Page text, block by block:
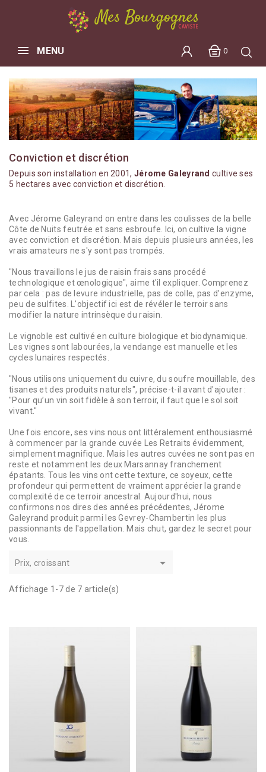
0
MENU
Conviction et discrétion
Depuis son installation en 2001, Jérome Galeyrand cultive ses
5 hectares avec conviction et discrétion.
Avec Jérome Galeyrand on entre dans les coulisses de la belle
Côte de Nuits feutrée et sans esbroufe. Ici, on cultive la vigne
avec conviction et discrétion. Mais depuis plusieurs années, les
vrais amateurs ne s'y sont pas trompés.
"Nous travaillons le jus de raisin frais sans procédé
technologique et œnologique", aime t'il expliquer. Comprenez
par cela : pas de levure industrielle, pas de colle, pas d’enzyme,
peu de sulfites. L'objectif ici est de révéler le terroir sans
modifier la nature intrinsèque du raisin.
Le vignoble est cultivé en culture biologique et biodynamique.
Les vignes sont labourées, la vendange est manuelle et les
cycles lunaires respectés.
"Nous utilisons uniquement du cuivre, du soufre mouillable, des
tisanes et des produits naturels", précise-t-il avant d'ajouter :
"Pour qu’un vin soit fidèle à son terroir, il faut que le sol soit
vivant."
Une fois encore, ses vins nous ont littéralement enthousiasmé
à commencer par la grande cuvée Les Retraits évidemment,
simplement magnifique. Mais les autres cuvées ne sont pas en
reste et notamment les deux Marsannay franchement
épatants. Tous les vins ont cette texture, ce soyeux, cette
profondeur qui permettent de vraiment apprécier la grande
complexité de ce terroir ancestral. Aujourd'hui, nous
confirmons nos dires des années précédentes, Jérome
Galeyrand produit parmi les Gevrey-Chambertin les plus
passionnants de l'appellation. Mais chut, gardez le secret pour
vous.
Prix, croissant 
Affichage 1-7 de 7 article(s)